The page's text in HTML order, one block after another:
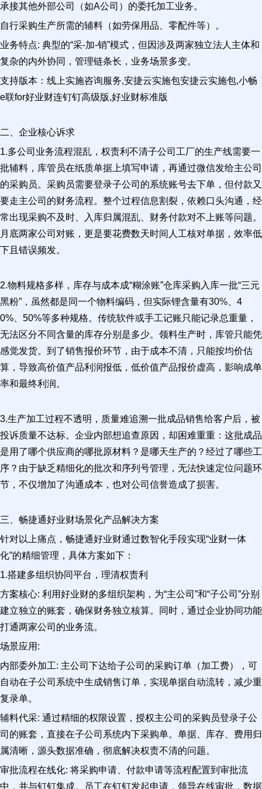
承接其他外部公司（如A公司）的委托加工业务。
自行采购生产所需的辅料（如劳保用品、零配件等）。
业务特点: 典型的“采-加-销”模式，但因涉及两家独立法人主体和
复杂的内外协同，管理链条长，业务场景多变。
支持版本：线上实施咨询服务,安捷云实施包安捷云实施包,小畅
e联for好业财连钉钉高级版,好业财标准版
二、企业核心诉求
1.多公司业务流程混乱，权责利不清子公司工厂的生产线需要一
批辅料，库管员在纸质单据上填写申请，再通过微信发给主公司
的采购员。采购员需要登录子公司的系统账号去下单，但付款又
要走主公司的财务流程。整个过程信息割裂，依赖口头沟通，经
常出现采购不及时、入库归属混乱、财务付款对不上账等问题。
月底两家公司对账，更是要花费数天时间人工核对单据，效率低
下且错误频发。
2.物料规格多样，库存与成本成“糊涂账”仓库采购入库一批“三元
黑粉”，虽然都是同一个物料编码，但实际锂含量有30%、4
0%、50%等多种规格。传统软件或手工记账只能记录总重量，
无法区分不同含量的库存分别是多少。领料生产时，库管只能凭
感觉发货。到了销售报价环节，由于成本不清，只能按均价估
算，导致高价值产品利润报低，低价值产品报价虚高，影响成单
率和最终利润。
3.生产加工过程不透明，质量难追溯一批成品销售给客户后，被
投诉质量不达标。企业内部想追查原因，却困难重重：这批成品
是用了哪个供应商的哪批原材料？是哪天生产的？经过了哪些工
序？由于缺乏精细化的批次和序列号管理，无法快速定位问题环
节，不仅增加了沟通成本，也对公司信誉造成了损害。
三、畅捷通好业财场景化产品解决方案
针对以上痛点，畅捷通好业财通过数智化手段实现“业财一体
化”的精细管理，具体方案如下：
1.搭建多组织协同平台，理清权责利
方案核心: 利用好业财的多组织架构，为“主公司”和“子公司”分别
建立独立的账套，确保财务独立核算。同时，通过企业协同功能
打通两家公司的业务流。
场景应用:
内部委外加工: 主公司下达给子公司的采购订单（加工费），可
自动在子公司系统中生成销售订单，实现单据自动流转，减少重
复录单。
辅料代采: 通过精细的权限设置，授权主公司的采购员登录子公
司的账套，直接在子公司系统内下采购单。单据、库存、费用归
属清晰，源头数据准确，彻底解决权责不清的问题。
审批流程在线化: 将采购申请、付款申请等流程配置到审批流
中，并与钉钉集成。员工在钉钉发起申请，领导在线审批，数据